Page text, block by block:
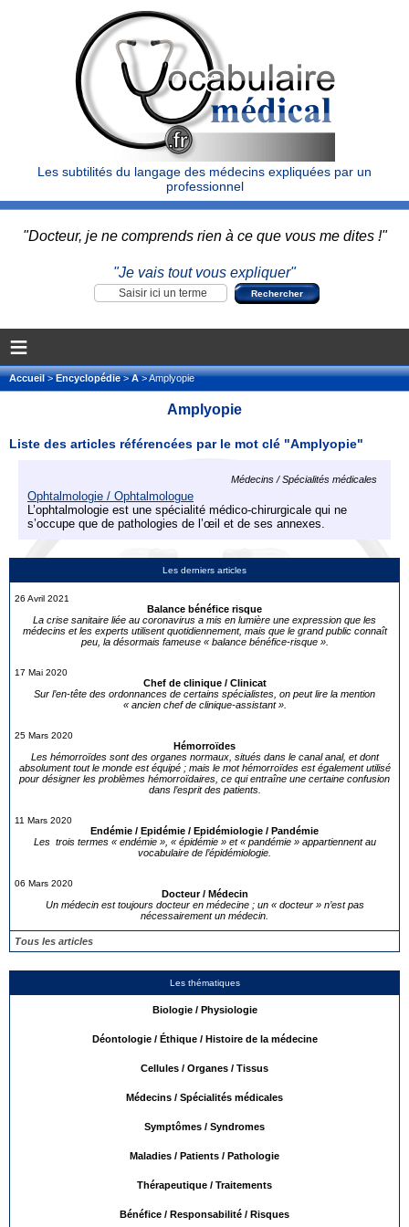
Les subtilités du langage des médecins expliquées par un
professionnel
"Docteur, je ne comprends rien à ce que vous me dites !"
"Je vais tout vous expliquer"
≡
Accueil>Encyclopédie>A> Amplyopie
Les derniers articles
26 Avril 2021
Balance bénéfice risque
La crise sanitaire liée au coronavirus a mis en lumière une expression que les
médecins et les experts utilisent quotidiennement, mais que le grand public connaît
peu, la désormais fameuse « balance bénéfice-risque ».
17 Mai 2020
Chef de clinique / Clinicat
Sur l’en-tête des ordonnances de certains spécialistes, on peut lire la mention
« ancien chef de clinique-assistant ».
25 Mars 2020
Hémorroïdes
Les hémorroïdes sont des organes normaux, situés dans le canal anal, et dont
absolument tout le monde est équipé ; mais le mot hémorroïdes est également utilisé
pour désigner les problèmes hémorroïdaires, ce qui entraîne une certaine confusion
dans l’esprit des patients.
11 Mars 2020
Endémie / Epidémie / Epidémiologie / Pandémie
Les trois termes « endémie », « épidémie » et « pandémie » appartiennent au
vocabulaire de l’épidémiologie.
06 Mars 2020
Docteur / Médecin
Un médecin est toujours docteur en médecine ; un « docteur » n’est pas
nécessairement un médecin.
Tous les articles
Les thématiques
Biologie / Physiologie
Déontologie / Éthique / Histoire de la médecine
Cellules / Organes / Tissus
Médecins / Spécialités médicales
Symptômes / Syndromes
Maladies / Patients / Pathologie
Thérapeutique / Traitements
Bénéfice / Responsabilité / Risques
Amplyopie
Liste des articles référencées par le mot clé "Amplyopie"
Médecins / Spécialités médicales
Ophtalmologie / Ophtalmologue
L’ophtalmologie est une spécialité médico-chirurgicale qui ne
s’occupe que de pathologies de l’œil et de ses annexes.